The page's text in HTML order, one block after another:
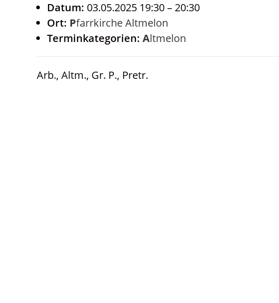
Datum: 03.05.2025 19:30– 20:30
Ort:
Pfarrkirche Altmelon
Terminkategorien:
Altmelon
Arb., Altm., Gr. P., Pretr.